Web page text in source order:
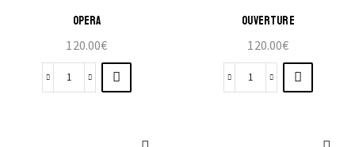
OPERA
120.00€
OUVERTURE
120.00€